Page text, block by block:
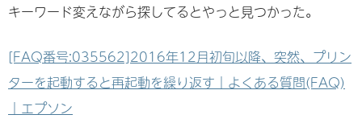
キーワード変えながら探してるとやっと見つかった。
[FAQ番号:035562]2016年12月初旬以降、突然、プリン
ターを起動すると再起動を繰り返す｜よくある質問(FAQ)
｜エプソン